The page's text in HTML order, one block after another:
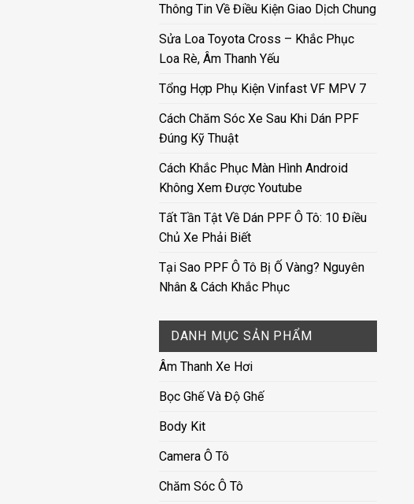
Thông Tin Về Điều Kiện Giao Dịch Chung
Sửa Loa Toyota Cross – Khắc Phục
Loa Rè, Âm Thanh Yếu
Tổng Hợp Phụ Kiện Vinfast VF MPV 7
Cách Chăm Sóc Xe Sau Khi Dán PPF
Đúng Kỹ Thuật
Cách Khắc Phục Màn Hình Android
Không Xem Được Youtube
Tất Tần Tật Về Dán PPF Ô Tô: 10 Điều
Chủ Xe Phải Biết
Tại Sao PPF Ô Tô Bị Ố Vàng? Nguyên
Nhân & Cách Khắc Phục
DANH MỤC SẢN PHẨM
Âm Thanh Xe Hơi
Bọc Ghế Và Độ Ghế
Body Kit
Camera Ô Tô
Chăm Sóc Ô Tô